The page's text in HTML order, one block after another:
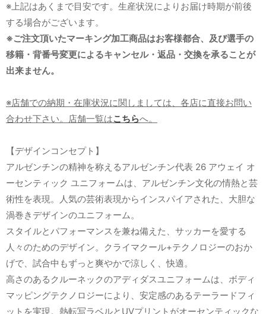
※上記はあくまで目安です。生産状況によりお届け時期が前後
する場合がございます。
※ご注文頂いたマーキング加工商品はお客様都合、及び選手の
移籍・背番号変更によるキャンセル・返品・交換を承ることが
出来ません。
※店舗での納期・在庫状況に関しましては、各店に直接お問い
合わせ下さい。店舗一覧はこちらへ。
【デザインコンセプト】
アルゼンチンの精神を称えるアルゼンチン代表 26 アウェイ オ
ーセンティック ユニフォームは、アルゼンチン文化の情熱と芸
術性を表現。人気の芸術表現からインスパイアされた、大胆な
渦巻きデザインのユニフォーム。
スタイルとパフォーマンスを兼ね備えた、サッカーを愛する
人々のためのデザイン。クライマクール+テクノロジーのおか
げで、試合中もずっと爽やかで涼しく、快適。
高さのあるクルーネックのアディダスユニフォームは、ボディ
マッピングテクノロジーにより、安定感のあるテーラードフィ
ットを実現。熱転写ラベルとUVプリントがオーセンティックな